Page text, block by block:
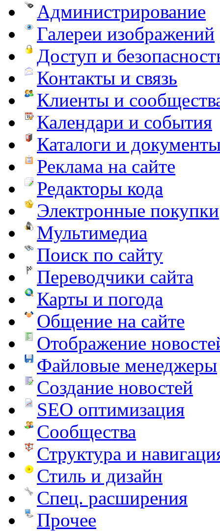
Администрирование
Галереи изображений
Доступ и
Контакты и связь
Клиенты и
Календари и события
Каталоги и
Реклама на сайте
Редакторы кода
Электронные покупки
Мультимедиа
Поиск по сайту
Переводчики сайта
Карты и погода
Общение на сайте
Отображение
Файловые менеджеры
Создание новостей
SEO оптимизация
Сообщества
Структура и
Стиль и дизайн
Спец. расширения
Прочее